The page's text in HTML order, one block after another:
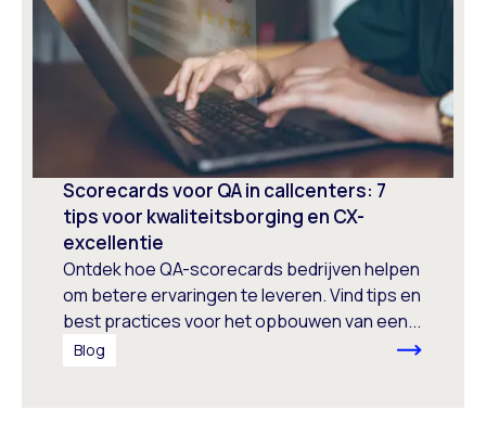
Scorecards voor QA in callcenters: 7
tips voor kwaliteitsborging en CX-
excellentie
Ontdek hoe QA-scorecards bedrijven helpen
om betere ervaringen te leveren. Vind tips en
best practices voor het opbouwen van een...
Blog